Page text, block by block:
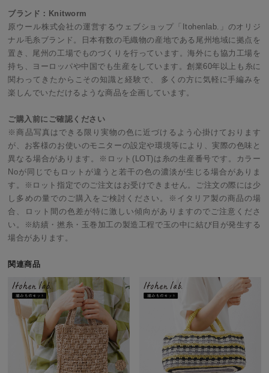
ブランド：Knitworm
原ウール株式会社の運営するウェブショップ「Itohenlab.」のオリジ
ナル毛糸ブランド。日本有数の毛織物の産地である尾州地域に拠点を
置き、尾州の工場でものづくりを行っています。海外にも協力工場を
持ち、ヨーロッパや中国でも生産をしています。創業60年以上も糸に
関わってきたからこその知識と経験で、 多くの方に気軽に手編みを
楽しんでいただけるような商品を企画しています。
ご購入前にご確認ください
※商品写真はできる限り実物の色に近づけるよう心掛けております
が、お客様のお使いのモニターの設定や環境等により、実際の色味と
異なる場合があります。※ロット(LOT)は糸の生産番号です。カラー
Noが同じでもロットが違うと若干の色の濃淡が生じる場合がありま
す。※ロット指定でのご注文はお受けできません。ご注文の際には少
し多めの量でのご購入をご検討ください。※イタリア製の商品の場
合、ロット間の色差が特に激しい傾向がありますのでご注意くださ
い。※紡績・撚糸・玉巻加工の製造工程で玉の中に結び目が発生する
場合があります。
関連商品